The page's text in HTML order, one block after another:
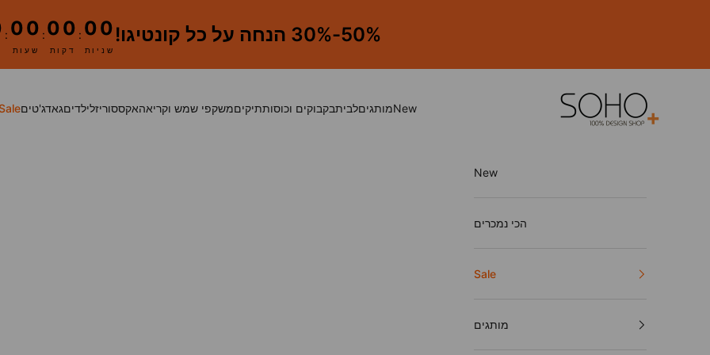
50%-30% הנחה על כל קונטיגו! : 00
שעות
: 00
דקות
: 00
שניות
SOHO. 100% Design Shop
Newמותגיםלביתבקבוקים וכוסותתיקיםמשקפי שמש וקריאהאקססוריזלילדיםגאדג'טים
New
הכי נמכרים
Sale
מותגים